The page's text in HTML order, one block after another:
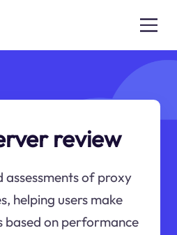
review
assessments of proxy
helping users make
based on performance